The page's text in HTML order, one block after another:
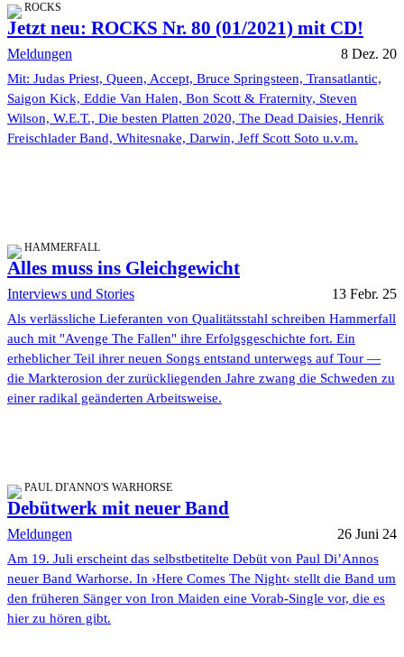
ROCKS
Jetzt neu: ROCKS Nr. 80 (01/2021) mit CD!
Meldungen 8 Dez. 20
Mit: Judas Priest, Queen, Accept, Bruce Springsteen, Transatlantic,
Saigon Kick, Eddie Van Halen, Bon Scott & Fraternity, Steven
Wilson, W.E.T., Die besten Platten 2020, The Dead Daisies, Henrik
Freischlader Band, Whitesnake, Darwin, Jeff Scott Soto u.v.m.
HAMMERFALL
Alles muss ins Gleichgewicht
Interviews und Stories 13 Febr. 25
Als verlässliche Lieferanten von Qualitätsstahl schreiben Hammerfall
auch mit "Avenge The Fallen" ihre Erfolgsgeschichte fort. Ein
erheblicher Teil ihrer neuen Songs entstand unterwegs auf Tour —
die Markterosion der zurückliegenden Jahre zwang die Schweden zu
einer radikal geänderten Arbeitsweise.
PAUL DI'ANNO'S WARHORSE
Debütwerk mit neuer Band
Meldungen 26 Juni 24
Am 19. Juli erscheint das selbstbetitelte Debüt von Paul Di’Annos
neuer Band Warhorse. In ›Here Comes The Night‹ stellt die Band um
den früheren Sänger von Iron Maiden eine Vorab-Single vor, die es
hier zu hören gibt.